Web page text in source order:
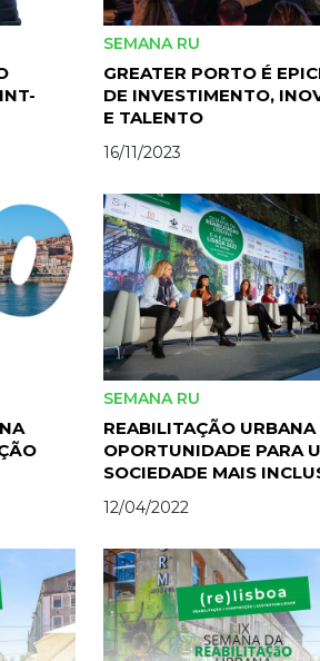
SEMANA RU
GREATER PORTO É
DE INVESTIMENTO,
E TALENTO
16/11/2023
SEMANA RU
REABILITAÇÃO URBANA
OPORTUNIDADE PARA
SOCIEDADE MAIS
12/04/2022